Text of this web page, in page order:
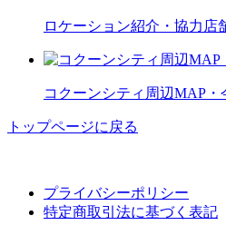
ロケーション紹介・協力店
コクーンシティ周辺MAP
トップページに戻る
プライバシーポリシー
特定商取引法に基づく表記